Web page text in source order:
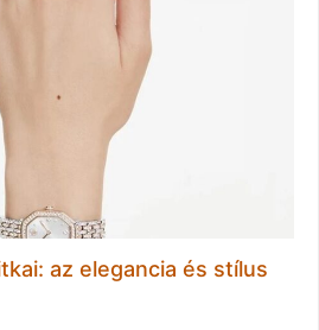
az elegancia és stílus